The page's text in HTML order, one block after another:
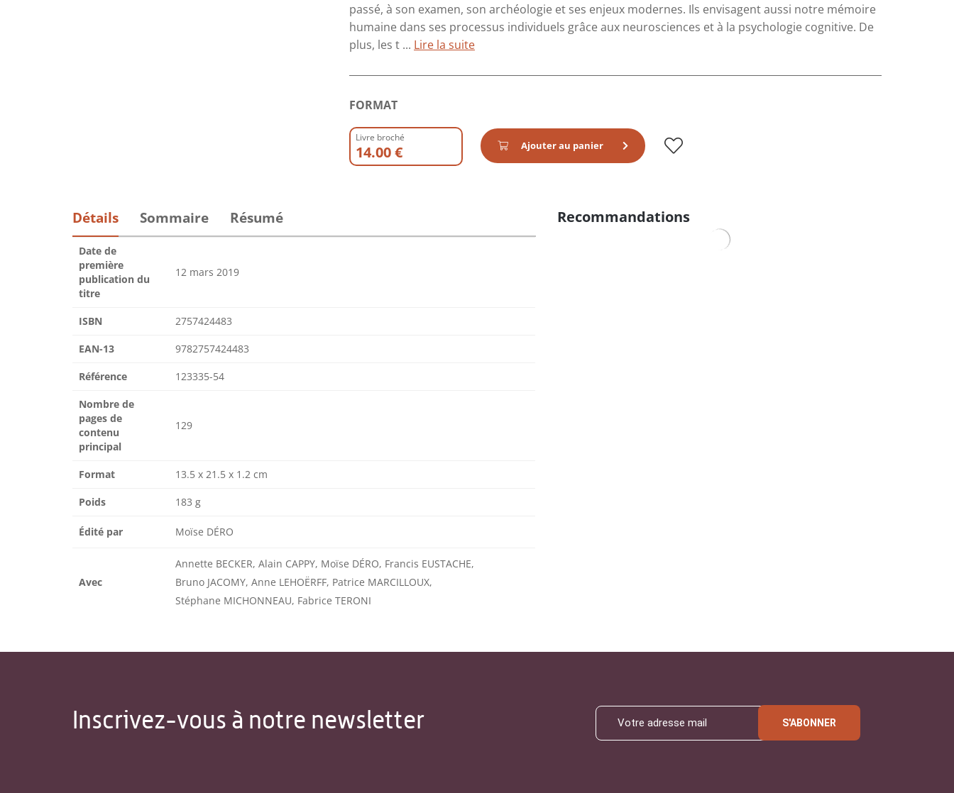
passé, à son examen, son archéologie et ses enjeux modernes. Ils envisagent aussi notre mémoire
humaine dans ses processus individuels grâce aux neurosciences et à la psychologie cognitive. De
plus, les t ... Lire la suite
FORMAT
Livre broché
14.00 € Ajouter au panier
Détails Sommaire Résumé
Date de
première
publication du
titre
12 mars 2019
ISBN 2757424483
EAN-13 9782757424483
Référence 123335-54
Nombre de
pages de
contenu
principal
129
Format 13.5 x 21.5 x 1.2 cm
Poids 183 g
Édité par Moïse DÉRO
Avec
Annette BECKER, Alain CAPPY, Moïse DÉRO, Francis EUSTACHE,
Bruno JACOMY, Anne LEHOËRFF, Patrice MARCILLOUX,
Stéphane MICHONNEAU, Fabrice TERONI
Recommandations
Inscrivez-vous à notre newsletter S'ABONNER